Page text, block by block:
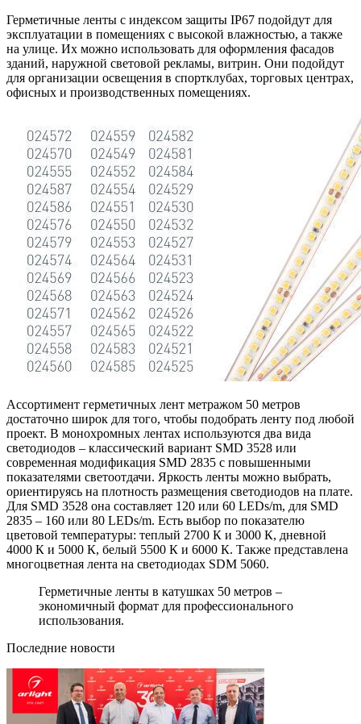
Герметичные ленты с индексом защиты IP67 подойдут для
эксплуатации в помещениях с высокой влажностью, а также
на улице. Их можно использовать для оформления фасадов
зданий, наружной световой рекламы, витрин. Они подойдут
для организации освещения в спортклубах, торговых центрах,
офисных и производственных помещениях.
Ассортимент герметичных лент метражом 50 метров
достаточно широк для того, чтобы подобрать ленту под любой
проект. В монохромных лентах используются два вида
светодиодов – классический вариант SMD 3528 или
современная модификация SMD 2835 с повышенными
показателями светоотдачи. Яркость ленты можно выбрать,
ориентируясь на плотность размещения светодиодов на плате.
Для SMD 3528 она составляет 120 или 60 LEDs/m, для SMD
2835 – 160 или 80 LEDs/m. Есть выбор по показателю
цветовой температуры: теплый 2700 К и 3000 К, дневной
4000 К и 5000 К, белый 5500 К и 6000 К. Также представлена
многоцветная лента на светодиодах SDM 5060.
Герметичные ленты в катушках 50 метров –
экономичный формат для профессионального
использования.
Последние новости